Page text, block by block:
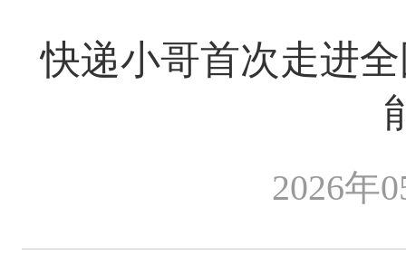
快递小哥首次走进
2026